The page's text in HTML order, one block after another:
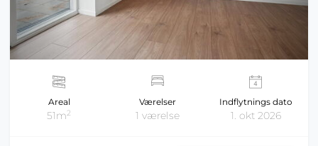
Areal
51m2
Værelser
1 værelse
Indflytnings dato
1. okt 2026